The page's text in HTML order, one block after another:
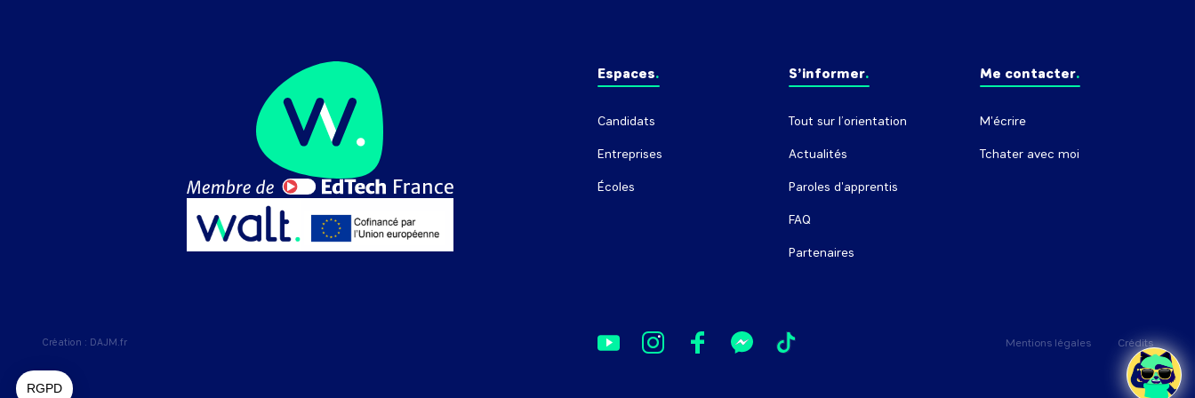
Espaces
Candidats
Entreprises
Écoles
S’informer
Tout sur l’orientation
Actualités
Paroles d'apprentis
FAQ
Partenaires
Me contacter
M'écrire
Tchater avec moi
Création : DAJM.fr Mentions légales Crédits